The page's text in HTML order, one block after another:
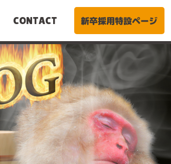
CONTACT 新卒採用特設ページ